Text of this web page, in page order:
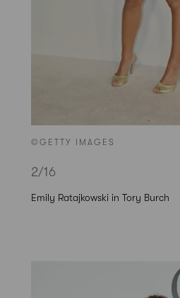
©GETTY IMAGES
2/16
Emily Ratajkowski in Tory Burch